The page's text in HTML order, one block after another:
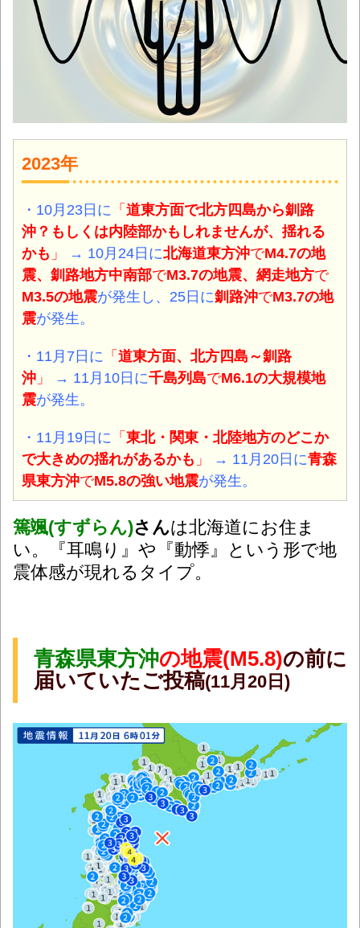
2023年
・10月23日に 「 道東方面で北方四島から釧路
沖？もしくは内陸部かもしれませんが、揺れる
かも 」 → 10月24日に北海道東方沖でM4.7の地
震、釧路地方中南部でM3.7の地震、網走地方で
M3.5の地震が発生し 、 25日に釧路沖でM3.7の地
震が発生。
・11月7日に 「 道東方面、北方四島～釧路
沖 」 → 11月10日に千島列島でM6.1の大規模地
震が発生。
・11月19日に 「 東北・関東・北陸地方のどこか
で大きめの揺れがあるかも 」 → 11月20日に青森
県東方沖でM5.8の強い地震が発生。
篶颯(すずらん)さんは北海道にお住ま
い。『耳鳴り』や『動悸』という形で地
震体感が現れるタイプ。
青森県東方沖の地震(M5.8)の前に
届いていたご投稿(11月20日)